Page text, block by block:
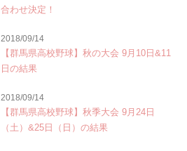
合わせ決定！
2018/09/14
【群馬県高校野球】秋の大会 9月10日&11
日の結果
2018/09/14
【群馬県高校野球】秋季大会 9月24日
（土）&25日（日）の結果